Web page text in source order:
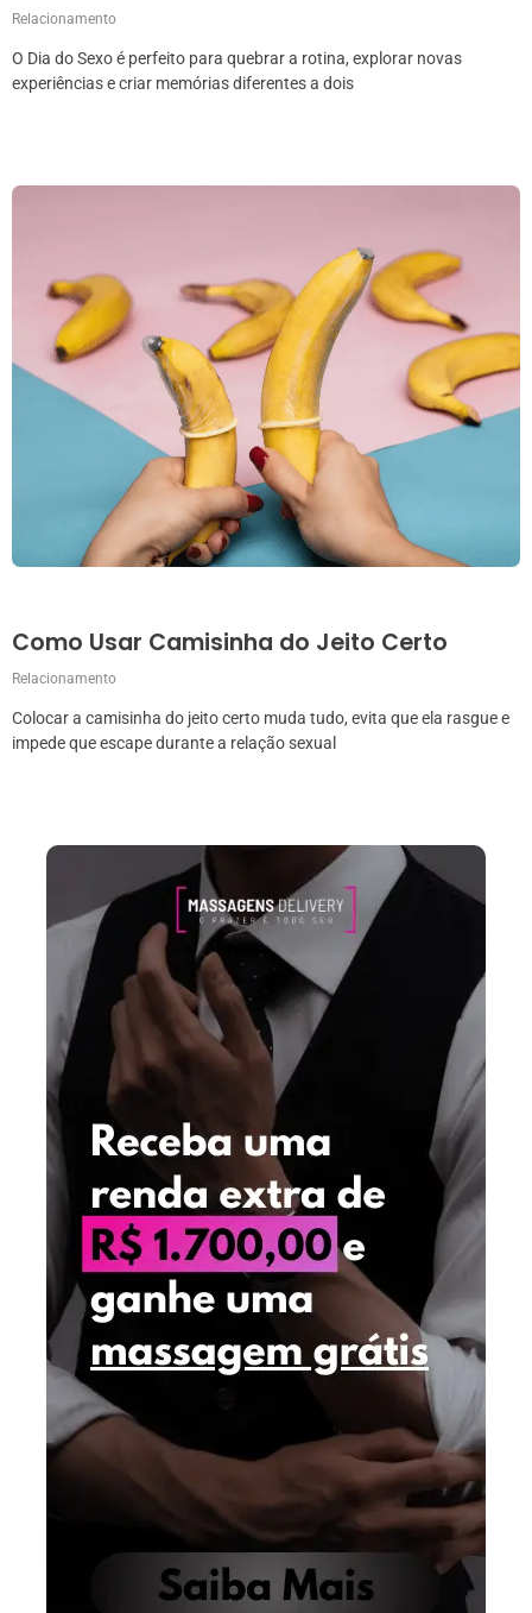
Relacionamento
O Dia do Sexo é perfeito para quebrar a rotina, explorar novas
experiências e criar memórias diferentes a dois
Como Usar Camisinha do Jeito Certo
Relacionamento
Colocar a camisinha do jeito certo muda tudo, evita que ela rasgue e
impede que escape durante a relação sexual